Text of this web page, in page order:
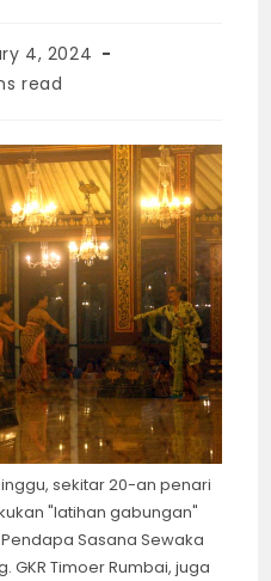
4, 2024
read
sekitar 20-an penari
"latihan gabungan"
Sasana Sewaka
GKR Timoer Rumbai, juga